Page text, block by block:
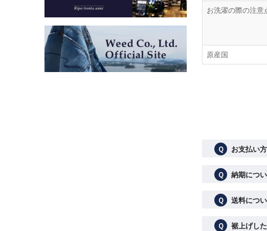
お洗濯の際の注意
原産国
Ｑ お支払い
Ｑ 納期につ
Ｑ 送料につ
Ｑ 裾上げし